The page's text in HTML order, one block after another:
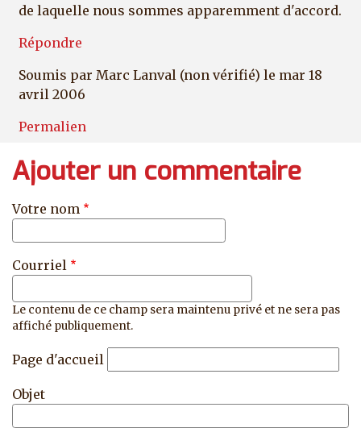
de laquelle nous sommes apparemment d'accord.
Répondre
Soumis par Marc Lanval (non vérifié) le mar 18
avril 2006
Permalien
Ajouter un commentaire
Votre nom
Courriel
Le contenu de ce champ sera maintenu privé et ne sera pas
affiché publiquement.
Page d'accueil
Objet